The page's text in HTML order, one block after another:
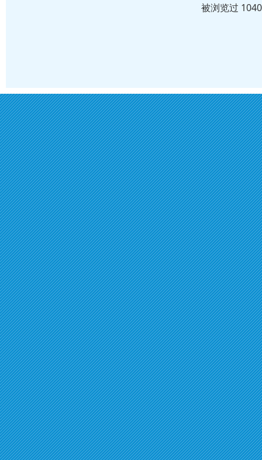
被浏览过